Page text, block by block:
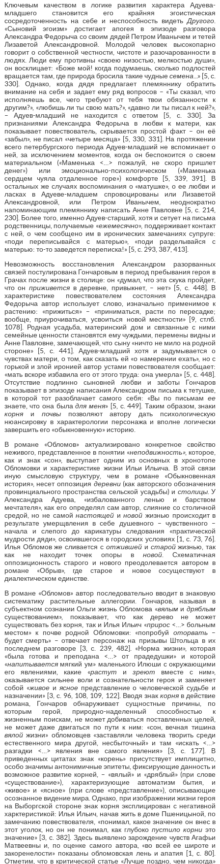
Ключевым качеством в логике развития характера Адуева-
младшего становится его крайняя эгоистическая
сосредоточенность на себе и неспособность видетьДругого
«Сыновий эгоизм» достигает апогея в эпизоде разговора
Александра Федорыча со своим дядей Петром Иванычем и тетей
Лизаветой Александровной. Молодой человек высокопарно
говорит о собственной честности, чистоте и разочарованности в
людях. Люди ему противны «своею низостью, мелкостью души»,
он восклицает: «Боже мой! когда подумаешь, сколько подлостей
вращается там, где природа бросила такие чудныесемена ...» [5, с.
330]. Однако, когда дядя предлагает племяннику обратить
внимание на себя и задает ему ряд вопросов – «Ты сказал, что
исполняешь все, чего требуют от тебя твои обязанности к
другим?», «любишь ли ты свою мать?», «давно ли ты писал к ней?»,
– Адуев-младший не находится с ответом [5, с. 330]. За
признаниями Александра Федорыча в любви к матери, как
показывает повествователь, скрывается простой факт – он её
«забыл», не писал «четыре месяца» [5, 330, 331]. На протяжении
всего петербургского периода Адуев-младший не вспоминает о
ней, за исключением моментов, когда он беспокоится о своем
материальном («Маменька <…> пожалуй, не скоро пришлет
денег») или эмоционально-психологическом («Маменька
сердцем чуяла отдаленное горе») комфорте [5, 339, 391]. В
остальных же случаях воспоминания о «матушке», о ее любви и
ласках в Адуеве-младшем спровоцированы или Лизаветой
Александровной, или Петром Иванычем, неоднократно
напоминающим племяннику написать Анне Павловне [5, с. 214,
230]. Более того, именно Адуев-старший, хотя и сетует на письма
родственницы, получаемые «ежемесячно», поддерживает контакт
с ней, о чем сообщено им в иронических замечаниях супруге:
«поди переписывайся с матерью», «поди разделывайся с
матерью: то-то заведется переписка!» [5, с. 293, 387, 413].
Невозможность восстановления Александром разорванных
связей постулирована Гончаровым в период пребывания героя в
Грачах после жизни в столице: он «думал, что эта скука пройдет,
что он приживется в деревне, привыкнет, – нет» [5, с. 448]. В
характеристике повествователем состояния Александра
Федорыча автор использует слово, изначально применимое к
растению: «прижиться» – «приниматься, расти по пересадке;
вообще, приурочиваться, усвоиться новой местности» [9, стлб.
1078]. Родная усадьба, материнский дом и связанные с ними
семейные ценности становятся ему чуждыми, перемены видны и
Анне Павловне, замечающей, что сыну «ничто не мило на родной
стороне» [5, с. 441]. Адуев-младший хотя и задумывается о
чувствах матери, о том, как сказать ей «о намерении ехать», но с
горькой и злой иронией автор устами повествователя сообщает:
«мать вскоре избавила его от этого труда: она умерла» [5, с. 448].
Отсутствие подлинно сыновней любви и заботы Гончаров
показывает в эпизоде написания Александром письма к тетушке,
в которой тот разоблачает самого себя: «Вы по письмамее
знаете, что она быладля меня» [5, с. 449]. Таким образом, знаки
корня и почвы позволяют автору дать психологическую
нюансировку в характерологии персонажа и вполне логически
завершить его «обыкновенную» историю.
В романе «Обломов» актуализировано конкретное свойство
неживого, представленное в понятии «неподвижность», которое,
как и знак «сон», выступает одним из основных в хронотопе
Обломовки и характеристике жизни Ильи Ильича. В этой связи
иную смысловую структуру, чем в романе «Обыкновенная
история», несет оппозиция деревни (как авторского обозначения
провинциального пространства сельской усадьбы) и столицы. У
Александра Адуева, «избалованного ленью и барством
мечтателя», как его определял сам автор, слияние со столичной
средой, но не самой настоящей иновой жизнью происходит в
результате умерщвления в себе душевного – чувственного –
начала и слепого до карикатуры следования «практической
мудрости дяди», освоившегося в городских условиях [1, с. 73, 76].
Илья Обломов же сливается с отжившейи старойжизнью, так
как не находит точек опоры вновой . Схематичная
оппозиционность старого и нового преодолевается автором в
романе «Обрыв», где старое и новое сосуществуют в
диалектическом единстве.
В романе «Обломов» автор последовательно вводит в знаковую
систематику растительные аллегории. Гончаров, называя в
субъектном сознании Ольги жизнь Обломова «вялымидряблым
существованием», показывает, что как дерево не может
существовать без корня, так и Илья Ильич «прирос<…> больным
местом» к почве родной Обломовки: «попробуй оторвать–
будет смерть» – отвечает персонаж на призывы Штольца в их
последнем разговоре [3, с. 239, 482]. «Норма жизни», которая
«была готова и преподана <…> от прадедушки» и которой
«напитывается мягкий ум» маленького Илюши с окружающими
его явлениями, какие «растут изреют вместе с ним»,
оказывается сильнее воли и сознательности героя и заменяет
собой «живоеи ясноепредставление о человеческой судьбе и
назначении» [3, с. 96, 108, 109, 122]. Вводя знак корня в действие
романа, Гончаров обнаруживает сущностные причины, по
которым герой, природно-наделенный способностью к
жизненным поискам, не может добиваться поставленных целей,
не может даже двигаться по пути к ним: «сон, вечная тишина
вялойжизни» обломовцев «заставляли человека творить среди
естественного мира другой, несбыточный» и там «искать <…>
разгадки <…> явления вне самого явления» [3, с. 177]. В
приведенных цитатах знак «корень» присутствует имплицитно,
особо значимы антонимичные эпитеты, фиксирующие данность и
возможное развитие корней, – «вялый» и «дряблый» (при слове
«существование»), характеризующие автоматизм бытия, и
«живое» и «ясное» (при слове «представление»), описывающие
осознанное видение мира. Однако, при изображении жизни героя
на Выборгской стороне знак корня эксплицирован с негативной
харктеристикой: Илья Ильич, начав жить в доме Пшеницыной, по
замечанию повествователя, «понимал, какое значение он внес в
этот уголок, но он не понимал, как глубоко пустило корни это
значение» [3, с. 382]. Здесь выявлено зарождение чувств Агафьи
Матвеевны и, по оценке самого автора, «во всей ее широте и
закоренелости» показаны обломовская лень и апатия [1, с. 80].
Отметим, что в критической статье «Лучше поздно, чем никогда»